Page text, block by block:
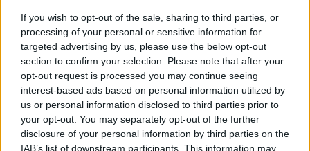
If you wish to opt-out of the sale, sharing to third parties, or
processing of your personal or sensitive information for
targeted advertising by us, please use the below opt-out
section to confirm your selection. Please note that after your
opt-out request is processed you may continue seeing
interest-based ads based on personal information utilized by
us or personal information disclosed to third parties prior to
your opt-out. You may separately opt-out of the further
disclosure of your personal information by third parties on the
IAB’s list of downstream participants. This information may
Žiūrimiausi įrašai
00:00:30
Vaizdai iš tragiškos avarijos Vilniaus r.: dviejų moterų ir
vaiko gyvybių išgelbėti nepavyko